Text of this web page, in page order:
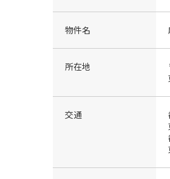
物件名
所在地
交通